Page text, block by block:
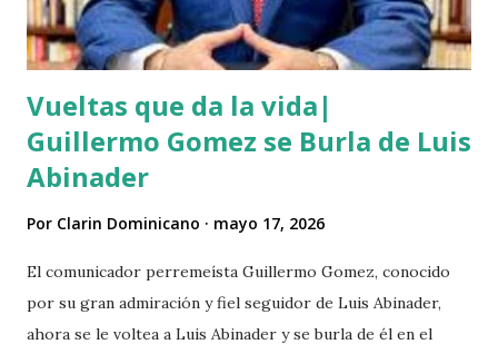
ó la huida. Éste es solo uno de múltiples asesinatos
cometidos por haiti...
Vueltas que da la vida|
Guillermo Gomez se Burla de Luis
Abinader
Por Clarin Dominicano mayo 17, 2026
El comunicador perremeísta Guillermo Gomez, conocido
por su gran admiración y fiel seguidor de Luis Abinader,
ahora se le voltea a Luis Abinader y se burla de él en el